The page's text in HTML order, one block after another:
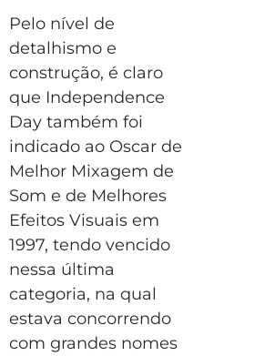
Pelo nível de
detalhismo e
construção, é claro
que Independence
Day também foi
indicado ao Oscar de
Melhor Mixagem de
Som e de Melhores
Efeitos Visuais em
1997, tendo vencido
nessa última
categoria, na qual
estava concorrendo
com grandes nomes